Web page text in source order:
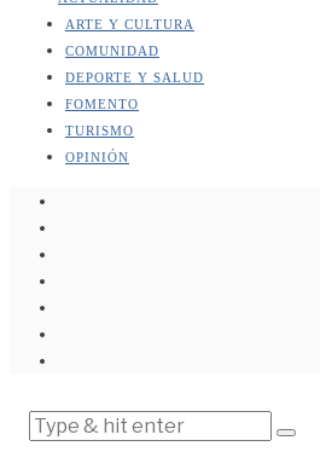
ARTE Y CULTURA
COMUNIDAD
DEPORTE Y SALUD
FOMENTO
TURISMO
OPINIÓN